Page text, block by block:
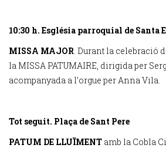
10:30 h. Església parroquial de Santa
MISSA MAJOR. Durant la celebració
la MISSA PATUMAIRE, dirigida per
acompanyada a l’orgue per Anna Vila.
Tot seguit. Plaça de Sant Pere
PATUM DE LLUÏMENT amb la Cobla